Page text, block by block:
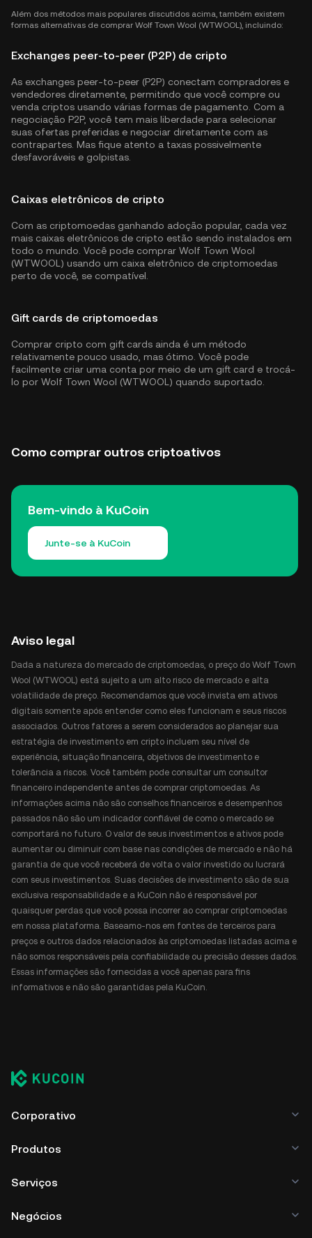
Além dos métodos mais populares discutidos acima, também existem
formas alternativas de comprar Wolf Town Wool (WTWOOL), incluindo:
Exchanges peer-to-peer (P2P) de cripto
As exchanges peer-to-peer (P2P) conectam compradores e
vendedores diretamente, permitindo que você compre ou
venda criptos usando várias formas de pagamento. Com a
negociação P2P, você tem mais liberdade para selecionar
suas ofertas preferidas e negociar diretamente com as
contrapartes. Mas fique atento a taxas possivelmente
desfavoráveis e golpistas.
Caixas eletrônicos de cripto
Com as criptomoedas ganhando adoção popular, cada vez
mais caixas eletrônicos de cripto estão sendo instalados em
todo o mundo. Você pode comprar Wolf Town Wool
(WTWOOL) usando um caixa eletrônico de criptomoedas
perto de você, se compatível.
Gift cards de criptomoedas
Comprar cripto com gift cards ainda é um método
relativamente pouco usado, mas ótimo. Você pode
facilmente criar uma conta por meio de um gift card e trocá-
lo por Wolf Town Wool (WTWOOL) quando suportado.
Como comprar outros criptoativos
Bem-vindo à KuCoin
Junte-se à KuCoin
Aviso legal
Dada a natureza do mercado de criptomoedas, o preço do Wolf Town
Wool (WTWOOL) está sujeito a um alto risco de mercado e alta
volatilidade de preço. Recomendamos que você invista em ativos
digitais somente após entender como eles funcionam e seus riscos
associados. Outros fatores a serem considerados ao planejar sua
estratégia de investimento em cripto incluem seu nível de
experiência, situação financeira, objetivos de investimento e
tolerância a riscos. Você também pode consultar um consultor
financeiro independente antes de comprar criptomoedas. As
informações acima não são conselhos financeiros e desempenhos
passados não são um indicador confiável de como o mercado se
comportará no futuro. O valor de seus investimentos e ativos pode
aumentar ou diminuir com base nas condições de mercado e não há
garantia de que você receberá de volta o valor investido ou lucrará
com seus investimentos. Suas decisões de investimento são de sua
exclusiva responsabilidade e a KuCoin não é responsável por
quaisquer perdas que você possa incorrer ao comprar criptomoedas
em nossa plataforma. Baseamo-nos em fontes de terceiros para
preços e outros dados relacionados às criptomoedas listadas acima e
não somos responsáveis pela confiabilidade ou precisão desses dados.
Essas informações são fornecidas a você apenas para fins
informativos e não são garantidas pela KuCoin.
Corporativo
Produtos
Serviços
Negócios